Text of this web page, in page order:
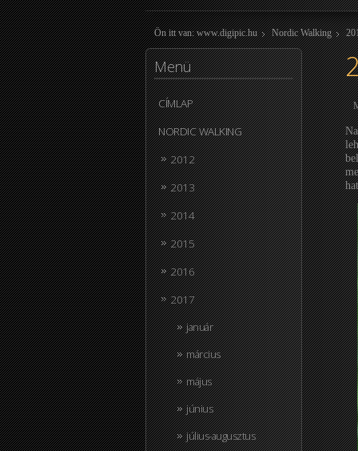
Ön itt van:www.digipic.hu Nordic Walking
Menü
CÍMLAP
NORDIC WALKING
2012
2013
2014
2015
2016
2017
január
március
május
június
július-augusztus